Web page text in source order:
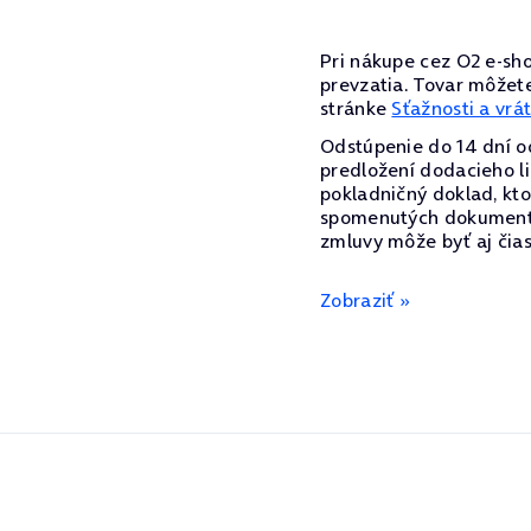
Pri nákupe cez O2 e-
prevzatia. Tovar
stránke Sťažnosti a
Odstúpenie do 14 dní
predložení dodacieho
pokladničný doklad,
spomenutých
zmluvy môže byť aj
Zobraziť »